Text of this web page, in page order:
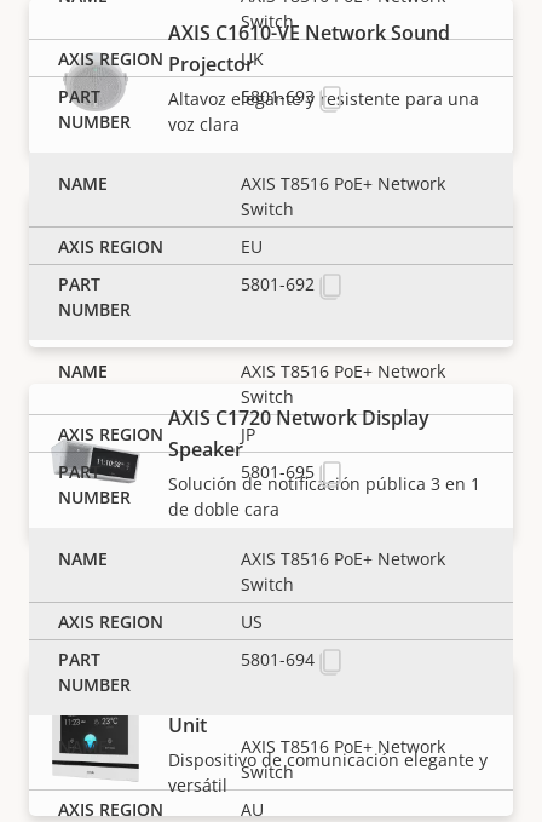
AXIS C1610-VE Network Sound
Projector
Altavoz elegante y resistente para una
voz clara
AXIS C1710 Network Display
Speaker
Solución de notificación pública 3 en 1
AXIS C1720 Network Display
Speaker
Solución de notificación pública 3 en 1
de doble cara
Answering units
Unit
Dispositivo de comunicación elegante y
versátil
Switch
UK
5801-693
AXIS T8516 PoE+ Network
Switch
EU
5801-692
AXIS T8516 PoE+ Network
Switch
JP
5801-695
AXIS T8516 PoE+ Network
Switch
US
5801-694
AXIS T8516 PoE+ Network
Switch
AU